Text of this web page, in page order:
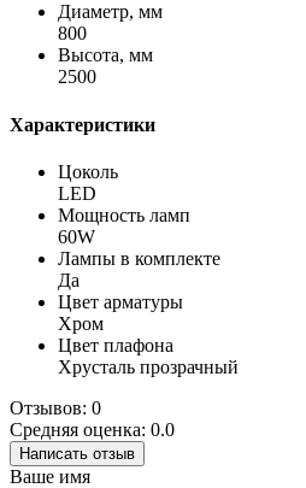
Диаметр, мм
800
Высота, мм
2500
Характеристики
Цоколь
LED
Мощность ламп
60W
Лампы в комплекте
Да
Цвет арматуры
Хром
Цвет плафона
Хрусталь прозрачный
Отзывов: 0
Средняя оценка: 0.0
Написать отзыв
Ваше имя